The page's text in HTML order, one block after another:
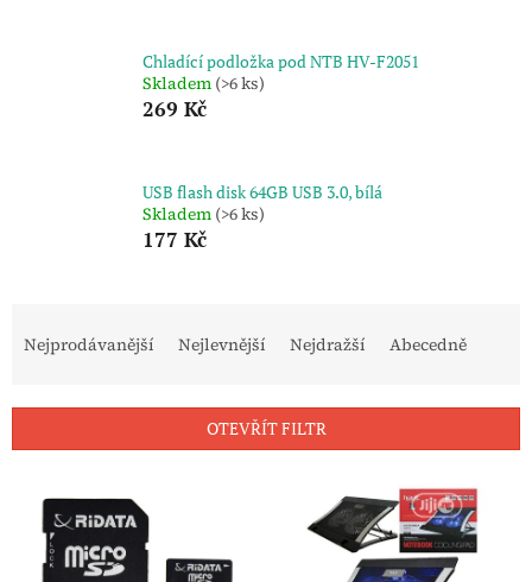
Chladící podložka pod NTB HV-F2051
Skladem (>6 ks)
269 Kč
USB flash disk 64GB USB 3.0, bílá
Skladem (>6 ks)
177 Kč
í
Nejprodávanější Nejlevnější Nejdražší Abecedně
OTEVŘÍT FILTR